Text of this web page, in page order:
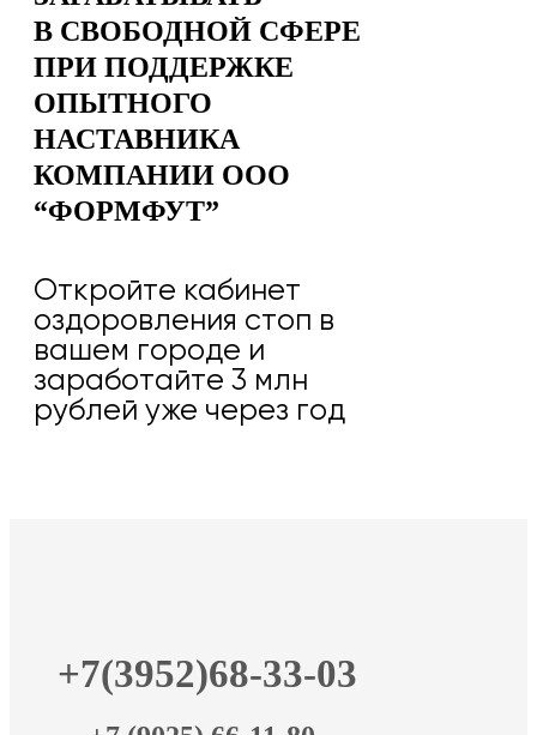
В СВОБОДНОЙ СФЕРЕ
ПРИ ПОДДЕРЖКЕ
ОПЫТНОГО
НАСТАВНИКА
КОМПАНИИ ООО
“ФОРМФУТ”
Откройте кабинет
оздоровления стоп в
вашем городе и
заработайте 3 млн
рублей уже через год
+7(3952)68-33-03